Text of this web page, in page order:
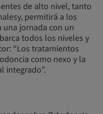
de alto nivel, tanto
permitirá a los
una jornada con un
todos los niveles y
“Los tratamientos
como nexo y la
integrado”.